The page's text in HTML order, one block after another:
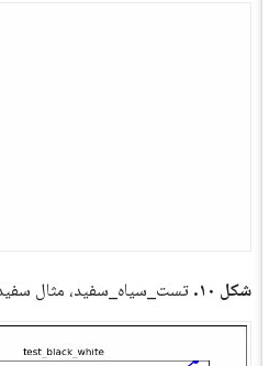
شکل ۱۰. تست_سیاه_سفید، مثال سفید.